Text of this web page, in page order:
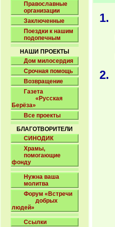
Православные
организации
Заключенные
Поездки к нашим
подопечным
НАШИ ПРОЕКТЫ
Дом милосердия
Срочная помощь
Возвращение
Газета
«Русская
Берёза»
Все проекты
БЛАГОТВОРИТЕЛИ
СИНОДИК
Храмы,
помогающие
фонду
Нужна ваша
молитва
Форум «Встречи
добрых
людей»
Ссылки